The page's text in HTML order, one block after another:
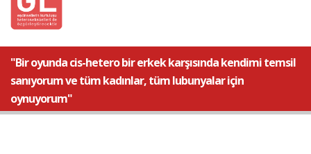
"Bir oyunda cis-hetero bir erkek karşısında kendimi temsil
sanıyorum ve tüm kadınlar, tüm lubunyalar için
oynuyorum"